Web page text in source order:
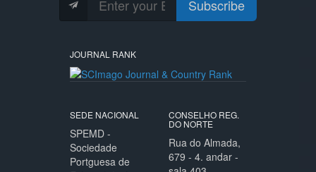
Subscribe
JOURNAL RANK
SEDE NACIONAL
SPEMD -
Sociedade
Portguesa de
CONSELHO REG.
DO NORTE
Rua do Almada,
679 - 4. andar -